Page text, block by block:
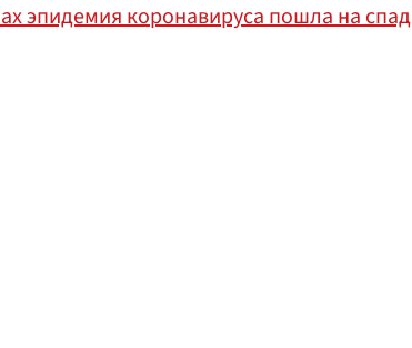
эпидемия коронавируса пошла на спад